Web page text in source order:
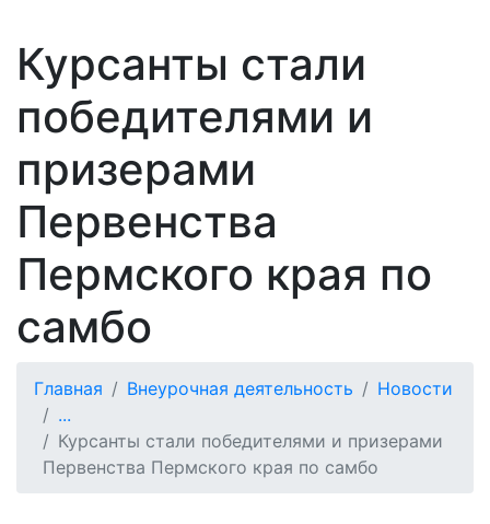
Курсанты стали
победителями и
призерами
Первенства
Пермского края по
самбо
Главная Внеурочная деятельность
Новости
...
Курсанты стали победителями и призерами
Первенства Пермского края по самбо